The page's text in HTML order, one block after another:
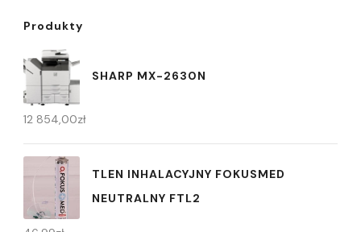
Produkty
SHARP MX-2630N
12 854,00zł
TLEN INHALACYJNY FOKUSMED
NEUTRALNY FTL2